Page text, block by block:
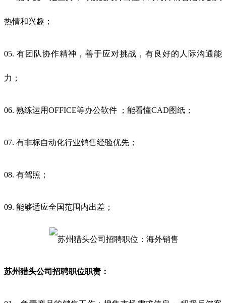
热情和兴趣；
05. 有团队协作精神，善于应对挑战，有良好的人际沟通能
力；
06. 熟练运用OFFICE等办公软件 ；能看懂CAD图纸；
07. 有非标自动化行业销售经验优先；
08. 有驾照；
09. 能够适应全国范围内出差；
苏州猎头公司招聘职位职责：